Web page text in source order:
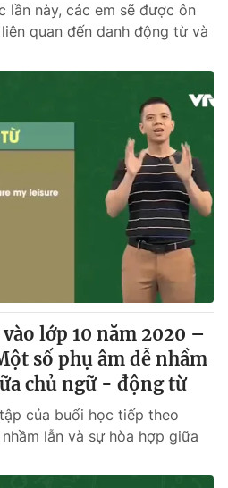
lần này, các em sẽ được ôn
quan đến danh động từ và
lớp 10 năm 2020 –
số phụ âm dễ nhầm
chủ ngữ - động từ
của buổi học tiếp theo
lẫn và sự hòa hợp giữa